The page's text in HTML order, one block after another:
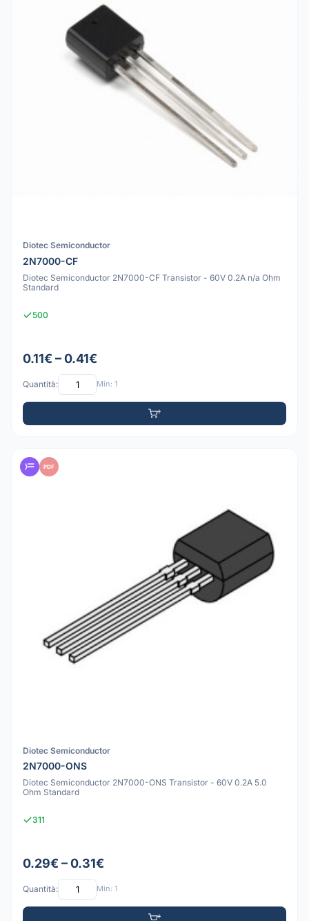
Diotec Semiconductor
2N7000-CF
Diotec Semiconductor 2N7000-CF Transistor - 60V 0.2A n/a Ohm
Standard
500
0.11€ – 0.41€
Quantità: Min: 1
PDF
Diotec Semiconductor
2N7000-ONS
Diotec Semiconductor 2N7000-ONS Transistor - 60V 0.2A 5.0
Ohm Standard
311
0.29€ – 0.31€
Quantità: Min: 1